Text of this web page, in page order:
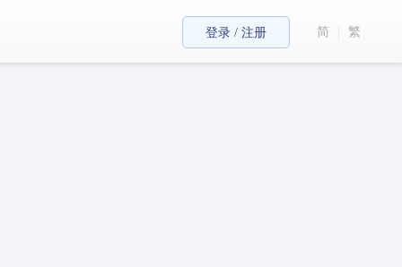
登录 / 注册 简 繁